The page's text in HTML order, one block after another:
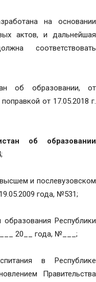
на основании
актов, и дальнейшая
соответствовать
об образовании, от
от 17.05.2018 г.
об образовании
и послевузовском
года, №531;
образования Республики
20__ года, №___;
в Республике
Правительства